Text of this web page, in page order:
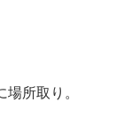
所取り。